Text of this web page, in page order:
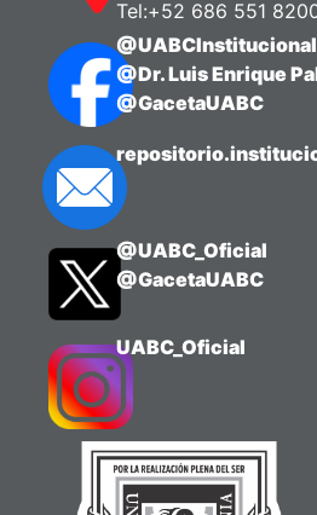
Tel:+52 686 551
@UABCInstitucional
@Dr. Luis Enrique
@GacetaUABC
@UABC_Oficial
@GacetaUABC
UABC_Oficial